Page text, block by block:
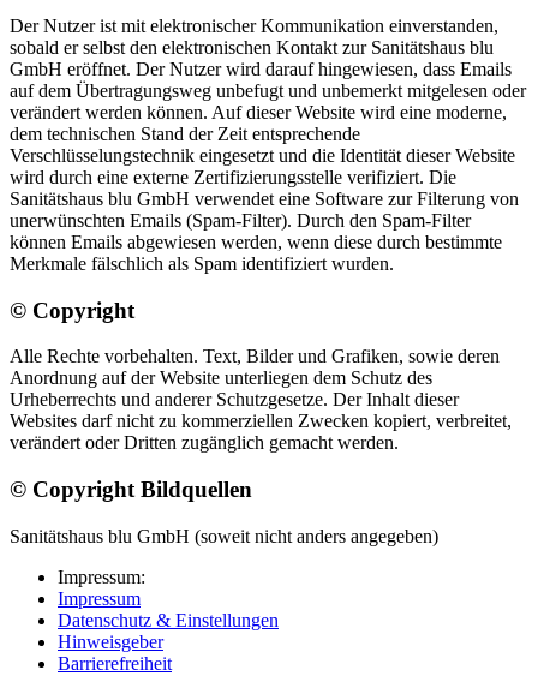
Der Nutzer ist mit elektronischer Kommunikation einverstanden,
sobald er selbst den elektronischen Kontakt zur Sanitätshaus blu
GmbH eröffnet. Der Nutzer wird darauf hingewiesen, dass Emails
auf dem Übertragungsweg unbefugt und unbemerkt mitgelesen oder
verändert werden können. Auf dieser Website wird eine moderne,
dem technischen Stand der Zeit entsprechende
Verschlüsselungstechnik eingesetzt und die Identität dieser Website
wird durch eine externe Zertifizierungsstelle verifiziert. Die
Sanitätshaus blu GmbH verwendet eine Software zur Filterung von
unerwünschten Emails (Spam-Filter). Durch den Spam-Filter
können Emails abgewiesen werden, wenn diese durch bestimmte
Merkmale fälschlich als Spam identifiziert wurden.
© Copyright
Alle Rechte vorbehalten. Text, Bilder und Grafiken, sowie deren
Anordnung auf der Website unterliegen dem Schutz des
Urheberrechts und anderer Schutzgesetze. Der Inhalt dieser
Websites darf nicht zu kommerziellen Zwecken kopiert, verbreitet,
verändert oder Dritten zugänglich gemacht werden.
© Copyright Bildquellen
Sanitätshaus blu GmbH (soweit nicht anders angegeben)
Impressum:
Impressum
Datenschutz & Einstellungen
Hinweisgeber
Barrierefreiheit